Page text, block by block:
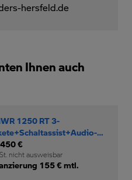
hersfeld.de
Ihnen auch
1250 RT 3-
Ride+
€
nicht ausweisbar
155 € mtl.